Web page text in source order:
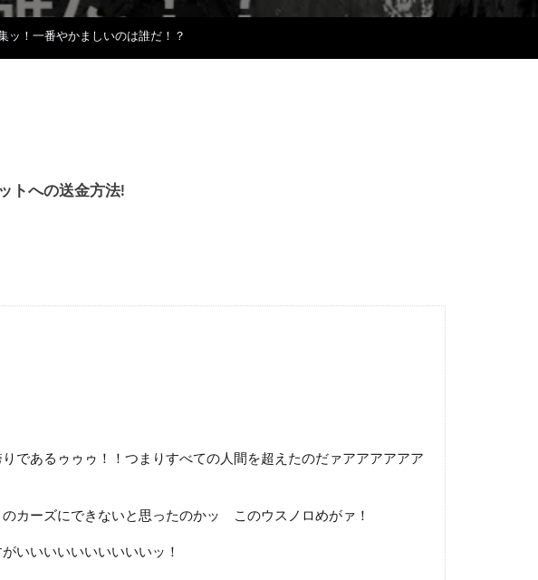
ッ！一番やかましいのは誰だ！？
トへの送金方法!
であるゥゥゥ！！つまりすべての人間を超えたのだァアアアアアア
カーズにできないと思ったのかッ このウスノロめがァ！
いいいいいいいいいいッ！